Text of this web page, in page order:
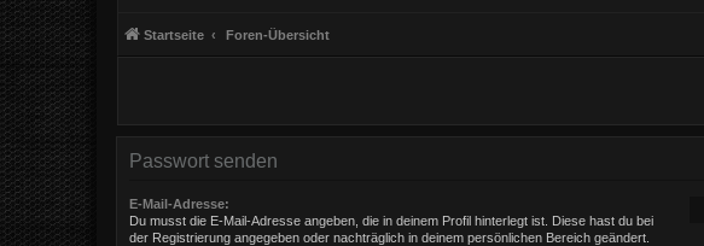
Startseite Foren-Übersicht
Passwort senden
E-Mail-Adresse:
Du musst die E-Mail-Adresse angeben, die in deinem Profil hinterlegt ist. Diese hast du bei
der Registrierung angegeben oder nachträglich in deinem persönlichen Bereich geändert.